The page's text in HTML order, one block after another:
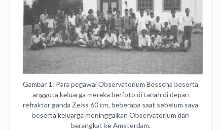
Gambar 1: Para pegawai Observatorium Bosscha beserta
anggota keluarga mereka berfoto di tanah di depan
refraktor ganda Zeiss 60 cm, beberapa saat sebelum saya
beserta keluarga meninggalkan Observatorium dan
berangkat ke Amsterdam.